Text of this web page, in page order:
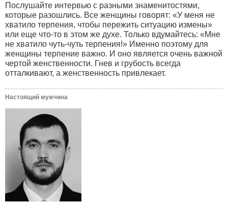
Послушайте интервью с разными знаменитостями,
которые разошлись. Все женщины говорят: «У меня не
хватило терпения, чтобы пережить ситуацию измены»
или еще что-то в этом же духе. Только вдумайтесь: «Мне
не хватило чуть-чуть терпения!» Именно поэтому для
женщины терпение важно. И оно является очень важной
чертой женственности. Гнев и грубость всегда
отталкивают, а женственность привлекает.
Настоящий мужчина